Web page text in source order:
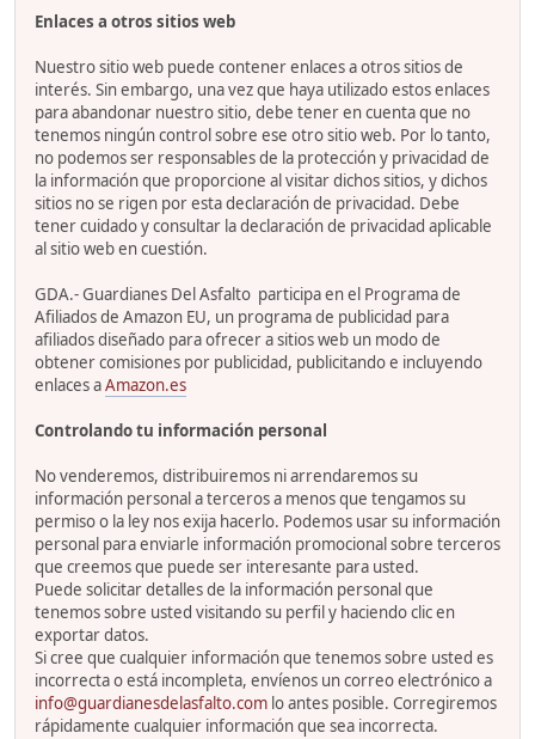
Enlaces a otros sitios web
Nuestro sitio web puede contener enlaces a otros sitios de
interés. Sin embargo, una vez que haya utilizado estos enlaces
para abandonar nuestro sitio, debe tener en cuenta que no
tenemos ningún control sobre ese otro sitio web. Por lo tanto,
no podemos ser responsables de la protección y privacidad de
la información que proporcione al visitar dichos sitios, y dichos
sitios no se rigen por esta declaración de privacidad. Debe
tener cuidado y consultar la declaración de privacidad aplicable
al sitio web en cuestión.
GDA.- Guardianes Del Asfalto participa en el Programa de
Afiliados de Amazon EU, un programa de publicidad para
afiliados diseñado para ofrecer a sitios web un modo de
obtener comisiones por publicidad, publicitando e incluyendo
enlaces aAmazon.es
Controlando tu información personal
No venderemos, distribuiremos ni arrendaremos su
información personal a terceros a menos que tengamos su
permiso o la ley nos exija hacerlo. Podemos usar su información
personal para enviarle información promocional sobre terceros
que creemos que puede ser interesante para usted.
Puede solicitar detalles de la información personal que
tenemos sobre usted visitando su perfil y haciendo clic en
exportar datos.
Si cree que cualquier información que tenemos sobre usted es
incorrecta o está incompleta, envíenos un correo electrónico a
info@guardianesdelasfalto.com lo antes posible. Corregiremos
rápidamente cualquier información que sea incorrecta.